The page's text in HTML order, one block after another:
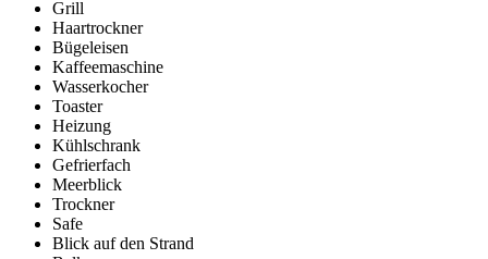
Grill
Haartrockner
Bügeleisen
Kaffeemaschine
Wasserkocher
Toaster
Heizung
Kühlschrank
Gefrierfach
Meerblick
Trockner
Safe
Blick auf den Strand